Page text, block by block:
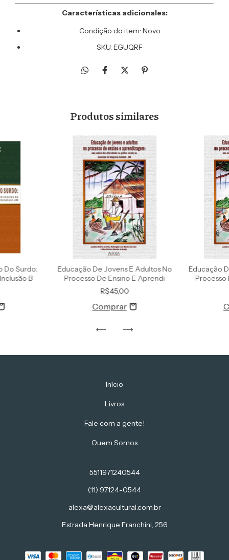
Características adicionales:
Condição do item: Novo
SKU: EGUQRF
Produtos similares
Do Surdo:
B
Educação De Jovens E Adultos No
Processo De Ensino E Aprendi
R$45,00
Educação
Processo
Início
Livros
Fale com a gente!
Quem Somos
5511971240544
(11) 97124-0544
alexa@alexacultural.com.br
Estrada Henrique Franchini, 256